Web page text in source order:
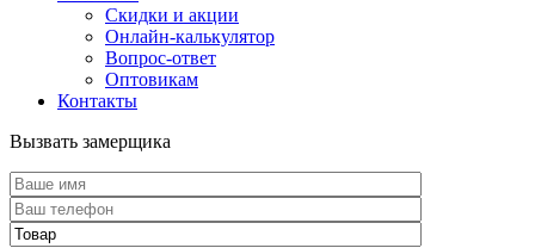
Скидки и акции
Онлайн-калькулятор
Вопрос-ответ
Оптовикам
Контакты
Вызвать замерщика